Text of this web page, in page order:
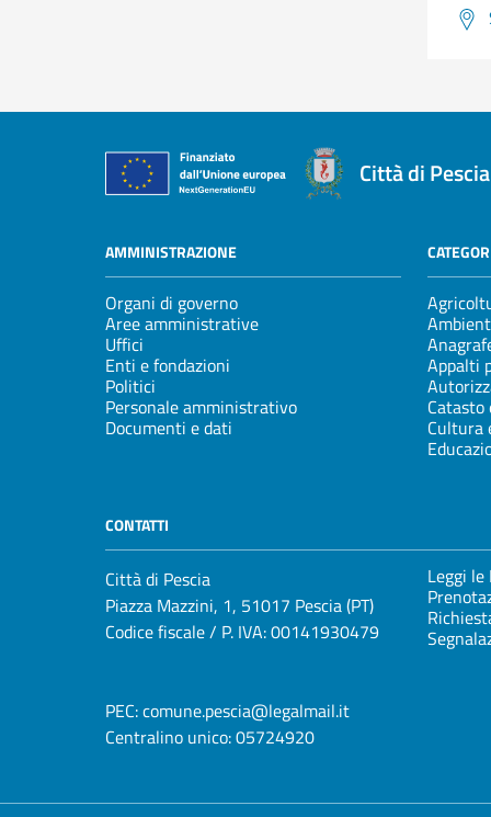
Città di Pescia
AMMINISTRAZIONE
Organi di governo
Aree amministrative
Uffici
Enti e fondazioni
Politici
Personale amministrativo
Documenti e dati
Appalti
Cultura
CONTATTI
Città di Pescia
Piazza Mazzini, 1, 51017 Pescia (PT)
Codice fiscale / P. IVA: 00141930479
PEC:comune.pescia@legalmail.it
Centralino unico:05724920
Leggi le